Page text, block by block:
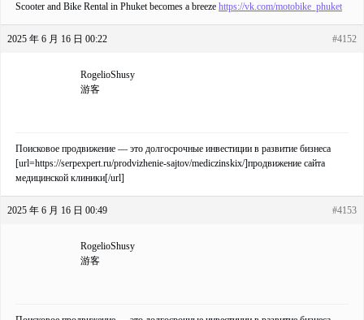
Scooter and Bike Rental in Phuket becomes a breeze https://vk.com/motobike_phuket
2025 年 6 月 16 日 00:22 #4152
RogelioShusy
游客
Поисковое продвижение — это долгосрочные инвестиции в развитие бизнеса
[url=https://serpexpert.ru/prodvizhenie-sajtov/mediczinskix/]продвижение сайта
медицинской клиники[/url]
2025 年 6 月 16 日 00:49 #4153
RogelioShusy
游客